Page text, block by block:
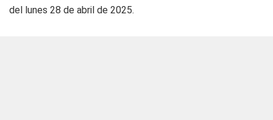
del lunes 28 de abril de 2025.